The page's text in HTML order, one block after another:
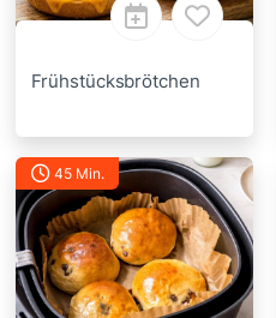
Frühstücksbrötchen
45 Min.